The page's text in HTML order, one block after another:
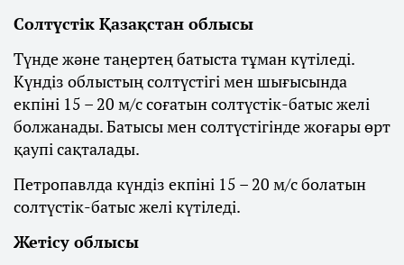
Солтүстік Қазақстан облысы
Түнде және таңертең батыста тұман күтіледі.
Күндіз облыстың солтүстігі мен шығысында
екпіні 15 – 20 м/с соғатын солтүстік-батыс желі
болжанады. Батысы мен солтүстігінде жоғары өрт
қаупі сақталады.
Петропавлда күндіз екпіні 15 – 20 м/с болатын
солтүстік-батыс желі күтіледі.
Жетісу облысы